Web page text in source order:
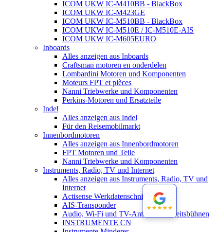
ICOM UKW IC-M410BB - BlackBox
ICOM UKW IC-M423GE
ICOM UKW IC-M510BB - BlackBox
ICOM UKW IC-M510E / IC-M510E-AIS
ICOM UKW IC-M605EURO
Inboards
Alles anzeigen aus Inboards
Craftsman motoren en onderdelen
Lombardini Motoren und Komponenten
Moteurs FPT et pièces
Nanni Triebwerke und Komponenten
Perkins-Motoren und Ersatzteile
Indel
Alles anzeigen aus Indel
Für den Reisemobilmarkt
Innenbordmotoren
Alles anzeigen aus Innenbordmotoren
FPT Motoren und Teile
Nanni Triebwerke und Komponenten
Instruments, Radio, TV und Internet
Alles anzeigen aus Instruments, Radio, TV und
Internet
Actisense Werkdatenschnitt
AIS-Transponder
Audio, Wi-Fi und TV-Antennen-Arbeitsbühnen
INSTRUMENTE CN
★★★★★
★★★★★